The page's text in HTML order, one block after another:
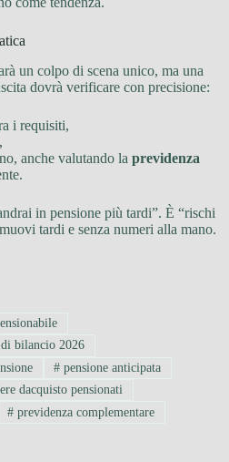
un colpo di scena unico, ma una
dovrà verificare con precisione:
i requisiti,
anche valutando la previdenza
in pensione più tardi”. È “rischi
tardi e senza numeri alla mano.
bilancio 2026
# pensione anticipata
dacquisto pensionati
#previdenza complementare